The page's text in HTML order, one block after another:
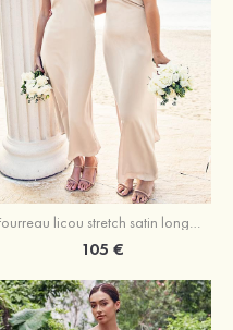
Fourreau licou stretch satin longueur cheville robe de demoiselle d'honneur
105 €